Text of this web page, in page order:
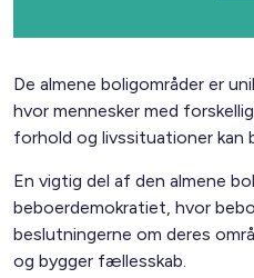
De almene boligområder er
hvor mennesker med
forhold og livssituationer kan
En vigtig del af den almene
beboerdemokratiet, hvor
beslutningerne om deres
og bygger fællesskab.